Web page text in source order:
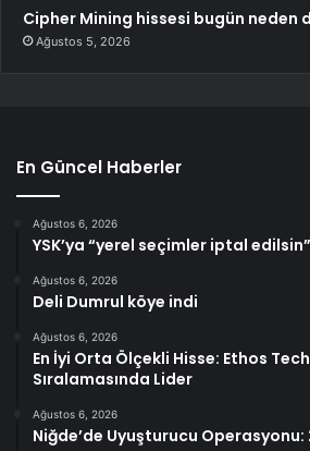
Cipher Mining hissesi bugün neden
Ağustos 5, 2026
En Güncel Haberler
Ağustos 6, 2026
YSK’ya “yerel seçimler iptal
Ağustos 6, 2026
Deli Dumrul köye indi
Ağustos 6, 2026
En İyi Orta Ölçekli Hisse: Ethos
Sıralamasında Lider
Ağustos 6, 2026
Niğde’de Uyuşturucu Operasyonu: